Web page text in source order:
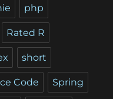
php
Rated R
short
Code Spring